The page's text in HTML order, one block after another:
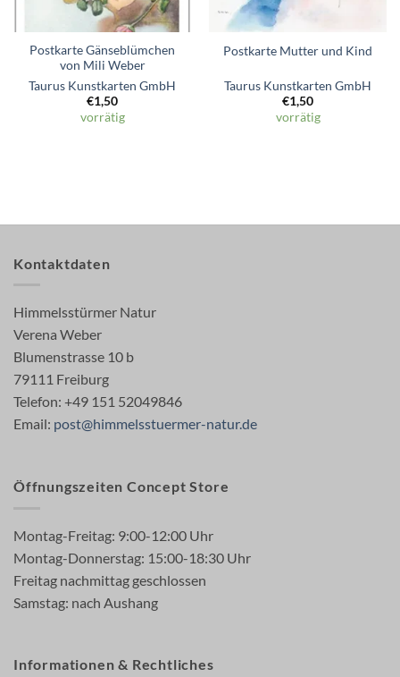
Postkarte Gänseblümchen
von Mili Weber
Taurus Kunstkarten GmbH
€1,50
vorrätig
Postkarte Mutter und Kind
Taurus Kunstkarten GmbH
€1,50
vorrätig
Kontaktdaten
Himmelsstürmer Natur
Verena Weber
Blumenstrasse 10 b
79111 Freiburg
Telefon: +49 151 52049846
Email: post@himmelsstuermer-natur.de
Öffnungszeiten Concept Store
Montag-Freitag: 9:00-12:00 Uhr
Montag-Donnerstag: 15:00-18:30 Uhr
Freitag nachmittag geschlossen
Samstag: nach Aushang
Informationen & Rechtliches